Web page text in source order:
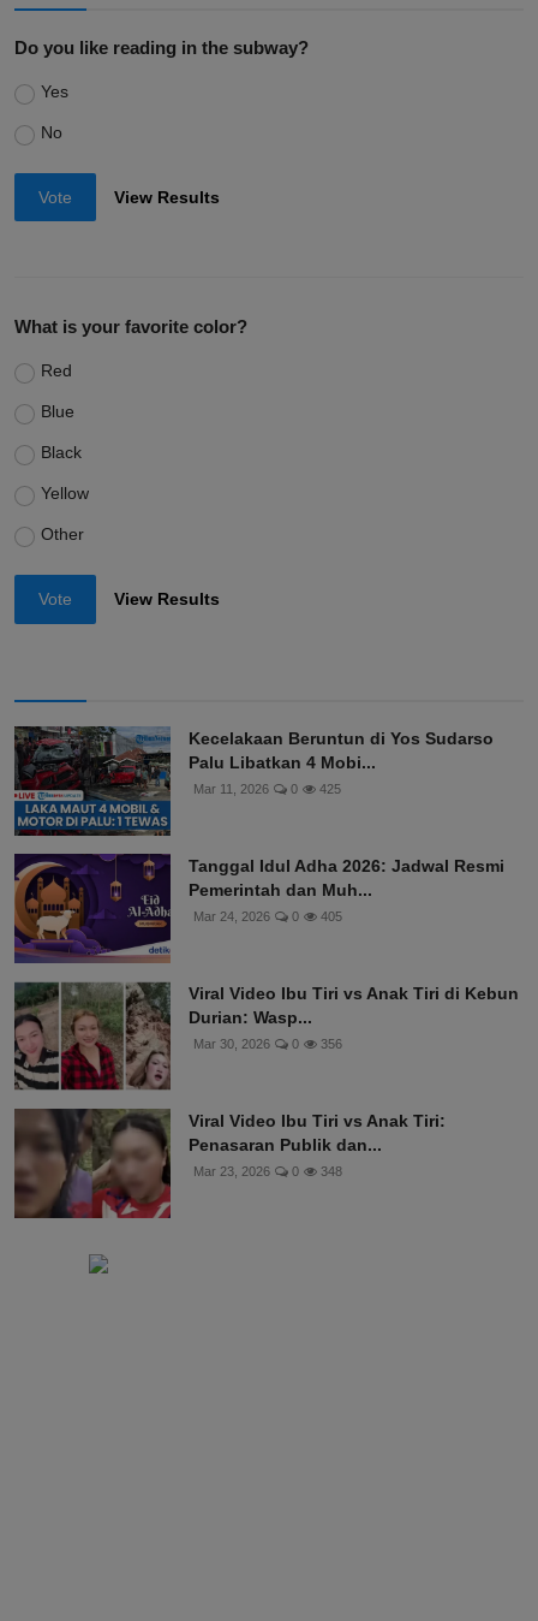
Do you like reading in the subway?
Yes
No
Vote View Results
What is your favorite color?
Red
Blue
Black
Yellow
Other
Vote View Results
Kecelakaan Beruntun di Yos Sudarso
Palu Libatkan 4 Mobi...
Mar 11, 2026 0 425
Tanggal Idul Adha 2026: Jadwal Resmi
Pemerintah dan Muh...
Mar 24, 2026 0 405
Viral Video Ibu Tiri vs Anak Tiri di Kebun
Durian: Wasp...
Mar 30, 2026 0 356
Viral Video Ibu Tiri vs Anak Tiri:
Penasaran Publik dan...
Mar 23, 2026 0 348